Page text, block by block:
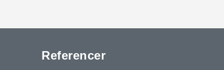
Referencer